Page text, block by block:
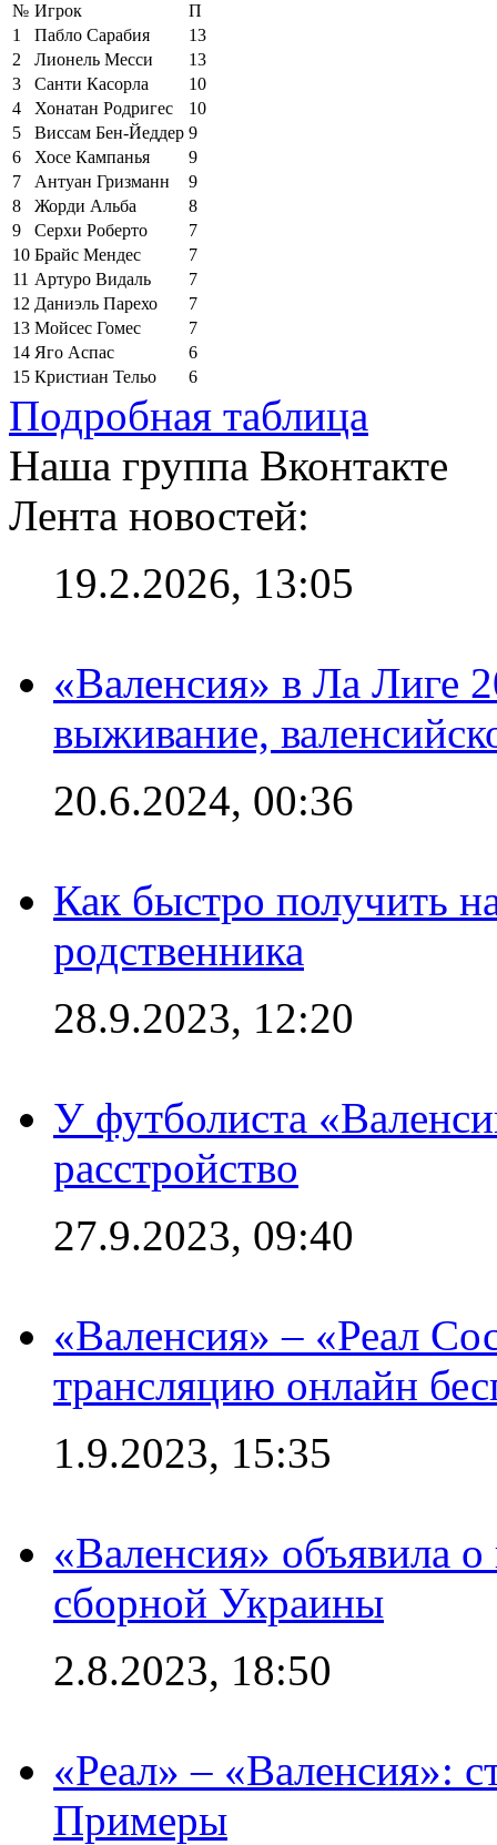
№ Игрок
П
1
Пабло Сарабия
13
2
Лионель Месси
13
3
Санти Касорла
10
4
Хонатан Родригес
10
5
Виссам Бен-Йеддер 9
6
Хосе Кампанья
9
7
Антуан Гризманн
9
8
Жорди Альба
8
9
Серхи Роберто
7
10 Брайс Мендес
7
11 Артуро Видаль
7
12 Даниэль Парехо
7
13 Мойсес Гомес
7
14 Яго Аспас
6
15 Кристиан Тельо 6
Подробная таблица
Наша группа Вконтакте
Лента новостей:
19.2.2026, 13:05
«Валенсия» в Ла Лиге
выживание,
20.6.2024, 00:36
Как быстро получить
родственника
28.9.2023, 12:20
У футболиста
расстройство
27.9.2023, 09:40
«Валенсия» – «Реал
трансляцию онлайн
1.9.2023, 15:35
«Валенсия» объявила
сборной Украины
2.8.2023, 18:50
«Реал» – «Валенсия»:
Примеры